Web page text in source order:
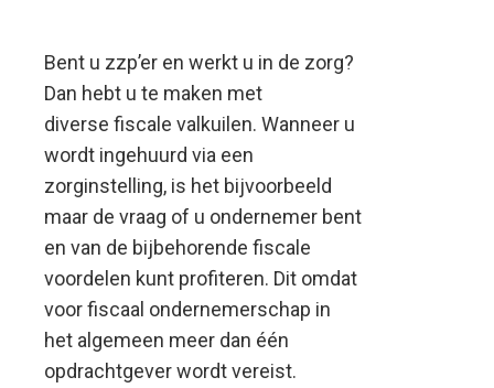
Bent u zzp’er en werkt u in de zorg?
Dan hebt u te maken met
diverse fiscale valkuilen. Wanneer u
wordt ingehuurd via een
zorginstelling, is het bijvoorbeeld
maar de vraag of u ondernemer bent
en van de bijbehorende fiscale
voordelen kunt profiteren. Dit omdat
voor fiscaal ondernemerschap in
het algemeen meer dan één
opdrachtgever wordt vereist.